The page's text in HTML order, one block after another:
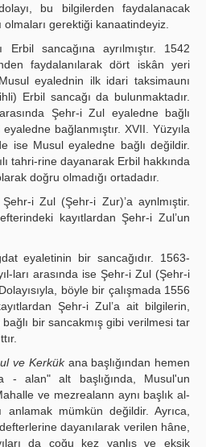
bu bilgilerden faydalanacak
olmaları gerektiği kanaatindeyiz.
Erbil sancağına ayrılmıştır. 1542
faydalanılarak dört iskân yeri
eyalednin ilk idari taksimaunı
Erbil sancağı da bulunmaktadır.
Şehr-i Zul eyaledne bağlı
bağlanmıştır. XVII. Yüzyıla
ise Musul eyaledne bağlı değildir.
tahri-rine dayanarak Erbil hakkında
doğru olmadığı ortadadır.
i Zul (Şehr-i Zur)’a aynlmıştir.
kayıtlardan Şehr-i Zul’un
eyaletinin bir sancağıdır. 1563-
ları arasında ise Şehr-i Zul (Şehr-i
böyle bir çalışmada 1556
Şehr-i Zul’a ait bilgilerin,
bir sancakmış gibi verilmesi tar
ve Kerkükana başlığından hemen
- alan" alt başlığında, Musul'un
ve mezrealann aynı başlık al-
anlamak mümkün değildir. Ayrıca,
dayanılarak verilen hâne,
da çoğu kez yanlış ve eksik